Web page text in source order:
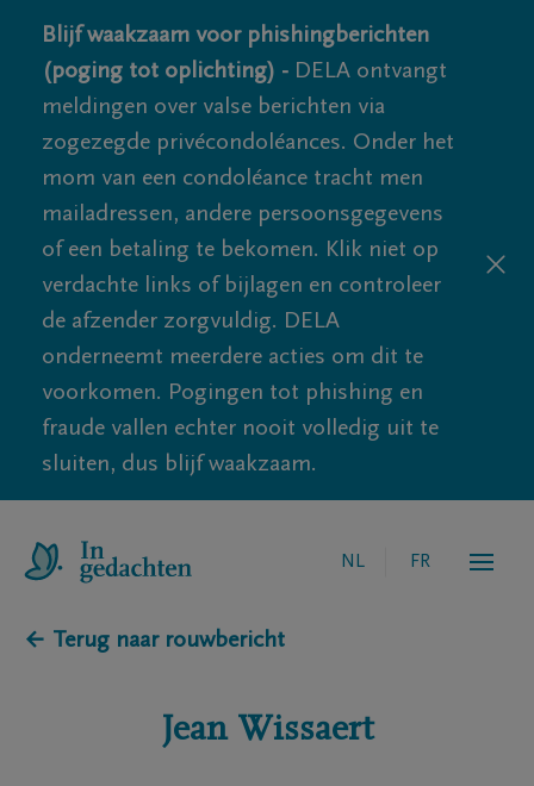
Blijf waakzaam voor phishingberichten
(poging tot oplichting) - DELA ontvangt
meldingen over valse berichten via
zogezegde privécondoléances. Onder het
mom van een condoléance tracht men
mailadressen, andere persoonsgegevens
of een betaling te bekomen. Klik niet op
verdachte links of bijlagen en controleer
de afzender zorgvuldig. DELA
onderneemt meerdere acties om dit te
voorkomen. Pogingen tot phishing en
fraude vallen echter nooit volledig uit te
sluiten, dus blijf waakzaam.
NL FR
← Terug naar rouwbericht
Jean Wissaert